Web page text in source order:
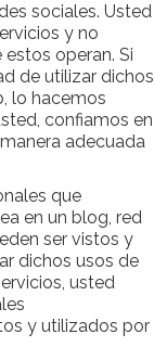
sociales. Usted
y no
operan. Si
de utilizar dichos
lo hacemos
confiamos en
adecuada
que
en un blog, red
ser vistos y
dichos usos de
usted
y utilizados por